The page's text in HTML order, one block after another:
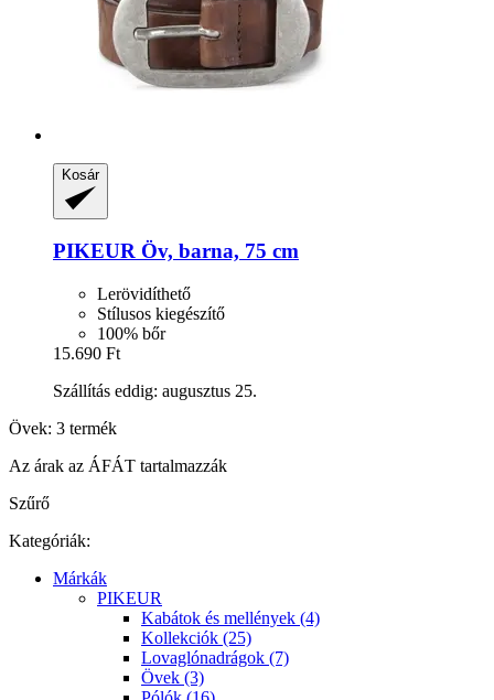
Kosár
PIKEUR Öv, barna, 75 cm
Lerövidíthető
Stílusos kiegészítő
100% bőr
15.690 Ft
Szállítás eddig: augusztus 25.
Övek: 3 termék
Az árak az ÁFÁT tartalmazzák
Szűrő
Kategóriák:
Márkák
PIKEUR
Kabátok és mellények (4)
Kollekciók (25)
Lovaglónadrágok (7)
Övek (3)